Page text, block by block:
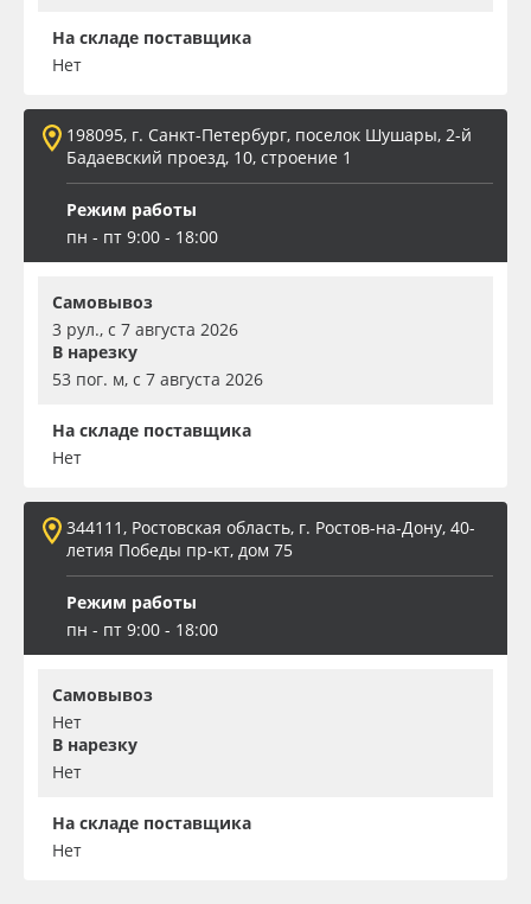
На складе поставщика
Нет
198095, г. Санкт-Петербург, поселок Шушары, 2-й
Бадаевский проезд, 10, строение 1
Режим работы
пн - пт 9:00 - 18:00
Самовывоз
3 рул., с 7 августа 2026
В нарезку
53 пог. м, с 7 августа 2026
На складе поставщика
Нет
344111, Ростовская область, г. Ростов-на-Дону, 40-
летия Победы пр-кт, дом 75
Режим работы
пн - пт 9:00 - 18:00
Самовывоз
Нет
В нарезку
Нет
На складе поставщика
Нет